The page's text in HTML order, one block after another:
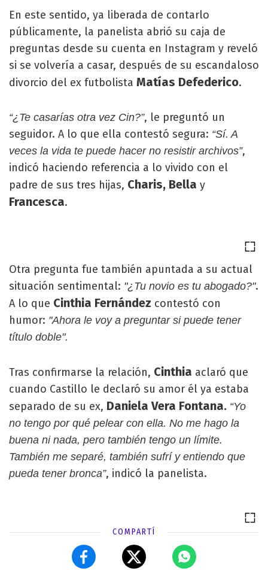
En este sentido, ya liberada de contarlo
públicamente, la panelista abrió su caja de
preguntas desde su cuenta en Instagram y reveló
si se volvería a casar, después de su escandaloso
divorcio del ex futbolista Matías Defederico.
“¿Te casarías otra vez Cin?”, le preguntó un
seguidor. A lo que ella contestó segura: “Sí. A
veces la vida te puede hacer no resistir archivos”,
indicó haciendo referencia a lo vivido con el
padre de sus tres hijas, Charis, Bella y
Francesca.
Otra pregunta fue también apuntada a su actual
situación sentimental: "¿Tu novio es tu abogado?".
A lo que Cinthia Fernández contestó con
humor: "Ahora le voy a preguntar si puede tener
título doble".
Tras confirmarse la relación, Cinthia aclaró que
cuando Castillo le declaró su amor él ya estaba
separado de su ex, Daniela Vera Fontana. “Yo
no tengo por qué pelear con ella. No me hago la
buena ni nada, pero también tengo un límite.
También me separé, también sufrí y entiendo que
pueda tener bronca”, indicó la panelista.
COMPARTÍ